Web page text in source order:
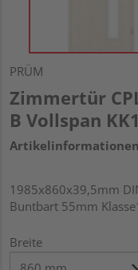
PRÜM
Zimmertür
B Vollspan
Artikelinformationen
1985x860x39,5mm
Buntbart 55mm
Breite